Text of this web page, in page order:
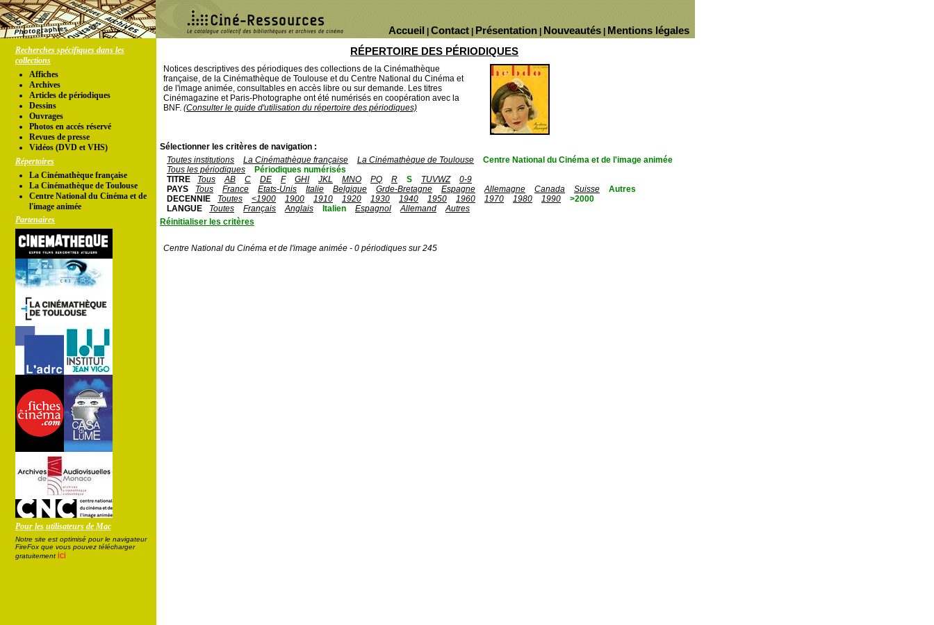
Mentions légales
Nouveautés
Présentation
Contact
Accueil
Recherches spécifiques dans les
collections
Affiches
Archives
Articles de périodiques
Dessins
Ouvrages
Photos en accés réservé
Revues de presse
Vidéos (DVD et VHS)
Répertoires
La Cinémathèque française
La Cinémathèque de Toulouse
Centre National du Cinéma et de
l'image animée
Partenaires
Pour les utilisateurs de Mac
Notre site est optimisé pour le navigateur
FireFox que vous pouvez télécharger
gratuitement ici
RÉPERTOIRE DES PÉRIODIQUES
Notices descriptives des périodiques des collections de la Cinémathèque
française, de la Cinémathèque de Toulouse et du Centre National du Cinéma et
de l'image animée, consultables en accès libre ou sur demande. Les titres
Cinémagazine et Paris-Photographe ont été numérisés en coopération avec la
BNF. (Consulter le guide d'utilisation du répertoire des périodiques)
Sélectionner les critères de navigation :
Toutes institutions
La Cinémathèque française La Cinémathèque de Toulouse
Centre National du Cinéma et de l'image animée
Tous les périodiques
Périodiques numérisés
TITRE
Tous AB C DE F GHI JKL MNO PQ R S TUVWZ
0-9
PAYS
Tous France Etats-Unis Italie Belgique Grde-Bretagne Espagne Allemagne Canada Suisse
Autres
DECENNIE
Toutes <1900 1900 1910 1920 1930 1940 1950 1960 1970 1980 1990
>2000
LANGUE
Toutes Français Anglais Italien Espagnol Allemand
Autres
Réinitialiser les critères
Centre National du Cinéma et de l'image animée - 0 périodiques sur 245